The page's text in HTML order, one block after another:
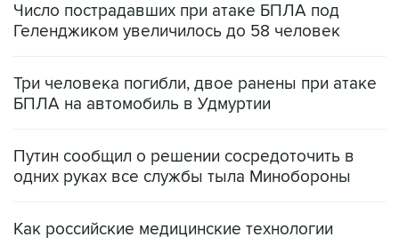
Число пострадавших при атаке БПЛА под
Геленджиком увеличилось до 58 человек
Три человека погибли, двое ранены при атаке
БПЛА на автомобиль в Удмуртии
Путин сообщил о решении сосредоточить в
одних руках все службы тыла Минобороны
Как российские медицинские технологии